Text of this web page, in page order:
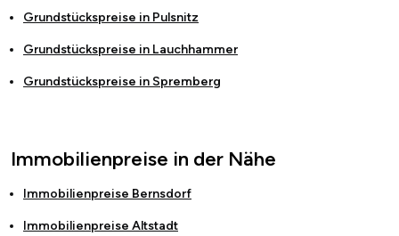
Grundstückspreise in Pulsnitz
Grundstückspreise in Lauchhammer
Grundstückspreise in Spremberg
Immobilienpreise in der Nähe
Immobilienpreise Bernsdorf
Immobilienpreise Altstadt